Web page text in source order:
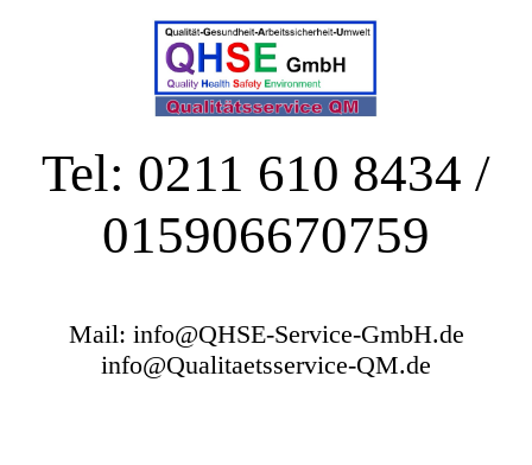
Tel: 0211 610 8434 /
015906670759
Mail: info@QHSE-Service-GmbH.de
info@Qualitaetsservice-QM.de